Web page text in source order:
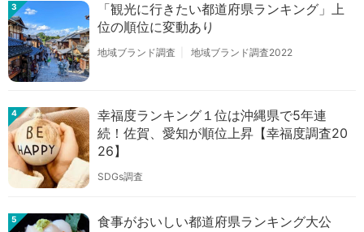
3
「観光に行きたい都道府県ランキング」上
位の順位に変動あり
地域ブランド調査 地域ブランド調査2022
4
幸福度ランキング１位は沖縄県で5年連
続！佐賀、愛知が順位上昇【幸福度調査20
26】
SDGs調査
5
食事がおいしい都道府県ランキング大公